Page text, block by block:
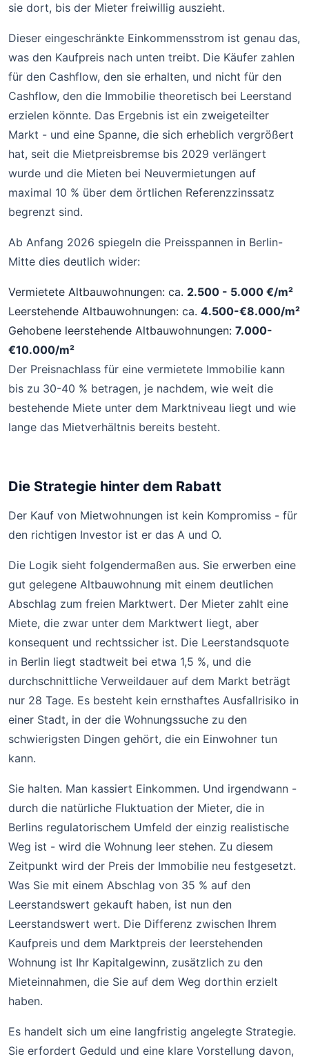
sie dort, bis der Mieter freiwillig auszieht.
Dieser eingeschränkte Einkommensstrom ist genau das,
was den Kaufpreis nach unten treibt. Die Käufer zahlen
für den Cashflow, den sie erhalten, und nicht für den
Cashflow, den die Immobilie theoretisch bei Leerstand
erzielen könnte. Das Ergebnis ist ein zweigeteilter
Markt - und eine Spanne, die sich erheblich vergrößert
hat, seit die Mietpreisbremse bis 2029 verlängert
wurde und die Mieten bei Neuvermietungen auf
maximal 10 % über dem örtlichen Referenzzinssatz
begrenzt sind.
Ab Anfang 2026 spiegeln die Preisspannen in Berlin-
Mitte dies deutlich wider:
Vermietete Altbauwohnungen: ca. 2.500 - 5.000 €/m²
Leerstehende Altbauwohnungen: ca. 4.500-€8.000/m²
Gehobene leerstehende Altbauwohnungen: 7.000-
€10.000/m²
Der Preisnachlass für eine vermietete Immobilie kann
bis zu 30-40 % betragen, je nachdem, wie weit die
bestehende Miete unter dem Marktniveau liegt und wie
lange das Mietverhältnis bereits besteht.
Die Strategie hinter dem Rabatt
Der Kauf von Mietwohnungen ist kein Kompromiss - für
den richtigen Investor ist er das A und O.
Die Logik sieht folgendermaßen aus. Sie erwerben eine
gut gelegene Altbauwohnung mit einem deutlichen
Abschlag zum freien Marktwert. Der Mieter zahlt eine
Miete, die zwar unter dem Marktwert liegt, aber
konsequent und rechtssicher ist. Die Leerstandsquote
in Berlin liegt stadtweit bei etwa 1,5 %, und die
durchschnittliche Verweildauer auf dem Markt beträgt
nur 28 Tage. Es besteht kein ernsthaftes Ausfallrisiko in
einer Stadt, in der die Wohnungssuche zu den
schwierigsten Dingen gehört, die ein Einwohner tun
kann.
Sie halten. Man kassiert Einkommen. Und irgendwann -
durch die natürliche Fluktuation der Mieter, die in
Berlins regulatorischem Umfeld der einzig realistische
Weg ist - wird die Wohnung leer stehen. Zu diesem
Zeitpunkt wird der Preis der Immobilie neu festgesetzt.
Was Sie mit einem Abschlag von 35 % auf den
Leerstandswert gekauft haben, ist nun den
Leerstandswert wert. Die Differenz zwischen Ihrem
Kaufpreis und dem Marktpreis der leerstehenden
Wohnung ist Ihr Kapitalgewinn, zusätzlich zu den
Mieteinnahmen, die Sie auf dem Weg dorthin erzielt
haben.
Es handelt sich um eine langfristig angelegte Strategie.
Sie erfordert Geduld und eine klare Vorstellung davon,